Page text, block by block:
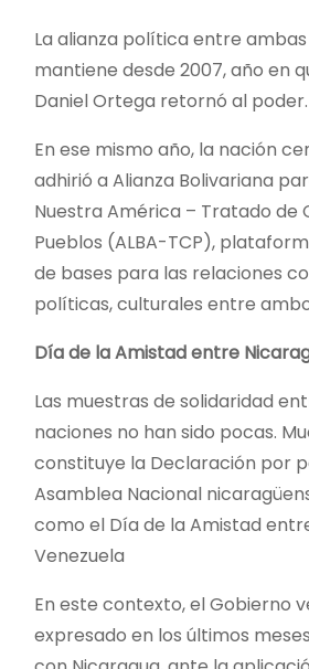
La alianza política entre
mantiene desde 2007, año en
Daniel Ortega retornó al poder.
En ese mismo año, la nación
adhirió a Alianza Bolivariana
Nuestra América – Tratado de
Pueblos (ALBA-TCP),
de bases para las relaciones
políticas, culturales entre
Día de la Amistad entre
Las muestras de solidaridad
naciones no han sido pocas.
constituye la Declaración por
Asamblea Nacional
como el Día de la Amistad
Venezuela
En este contexto, el Gobierno
expresado en los últimos